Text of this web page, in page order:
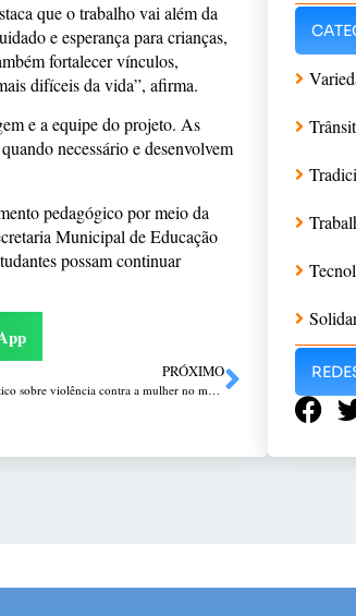
que o trabalho vai além da
e esperança para crianças,
fortalecer vínculos,
difíceis da vida”, afirma.
e a equipe do projeto. As
necessário e desenvolvem
pedagógico por meio da
Municipal de Educação
possam continuar
PRÓXIMO
Frente Parlamentar promove diagnóstico sobre violência contra a mulher no município